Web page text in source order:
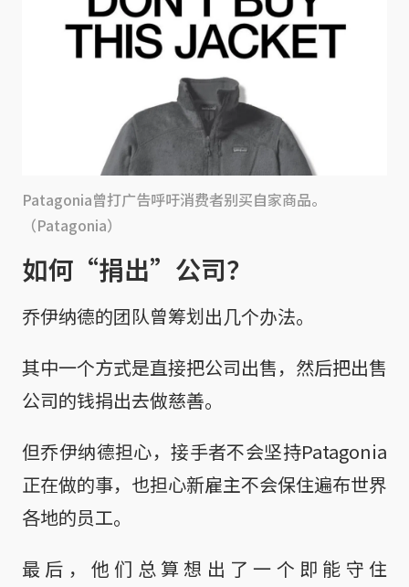
Patagonia曾打广告呼吁消费者别买自家商品。
（Patagonia）
如何“捐出”公司？
乔伊纳德的团队曾筹划出几个办法。
其中一个方式是直接把公司出售，然后把出售
公司的钱捐出去做慈善。
但乔伊纳德担心，接手者不会坚持Patagonia
正在做的事，也担心新雇主不会保住遍布世界
各地的员工。
最后，他们总算想出了一个即能守住